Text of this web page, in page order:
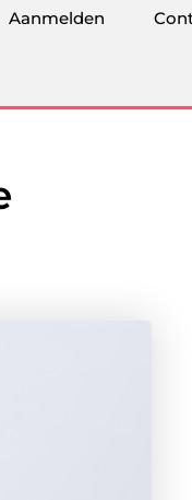
Aanmelden